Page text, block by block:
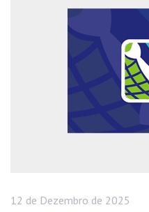
12 de Dezembro de 2025